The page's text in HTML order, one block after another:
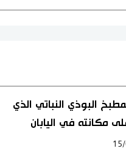
البوذي النباتي الذي
مكانته في اليابان